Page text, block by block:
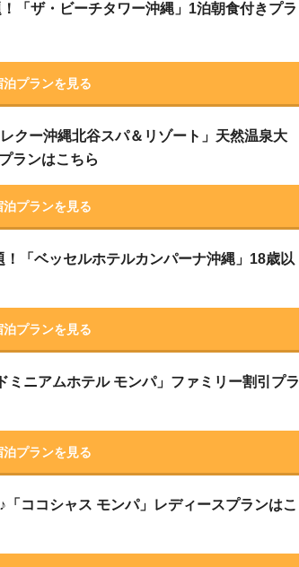
「ザ・ビーチタワー沖縄」1泊朝食付きプラ
泊プランを見る
ー沖縄北谷スパ＆リゾート」天然温泉大
ランはこちら
泊プランを見る
「ベッセルホテルカンパーナ沖縄」18歳以
泊プランを見る
ニアムホテル モンパ」ファミリー割引プラ
泊プランを見る
ココシャス モンパ」レディースプランはこ